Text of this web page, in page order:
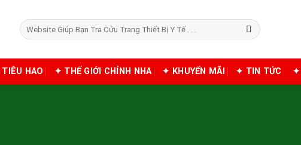
Tìm
kiếm:
HAO ✦ THẾ GIỚI CHỈNH NHA ✦ KHUYẾN MÃI ✦ TIN TỨC ✦